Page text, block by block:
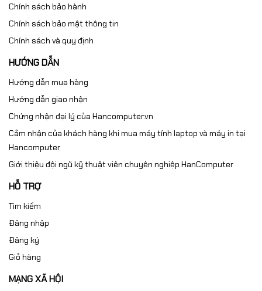
Chính sách bảo hành
Chính sách bảo mật thông tin
Chính sách và quy định
HƯỚNG DẪN
Hướng dẫn mua hàng
Hướng dẫn giao nhận
Chứng nhận đại lý của Hancomputer.vn
Cảm nhận của khách hàng khi mua máy tính laptop và máy in tại
Hancomputer
Giới thiệu đội ngũ kỹ thuật viên chuyên nghiệp HanComputer
HỖ TRỢ
Tìm kiếm
Đăng nhập
Đăng ký
Giỏ hàng
MẠNG XÃ HỘI